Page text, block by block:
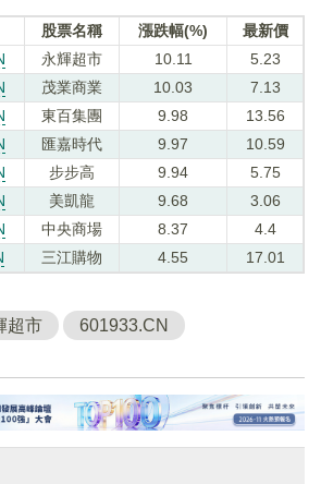
股票名稱 漲跌幅(%)
最新價
永輝超市 10.11
5.23
茂業商業 10.03
7.13
東百集團 9.98
13.56
匯嘉時代 9.97
10.59
步步高 9.94
5.75
美凱龍 9.68
3.06
中央商場 8.37
4.4
三江購物 4.55 17.01
超市 601933.CN